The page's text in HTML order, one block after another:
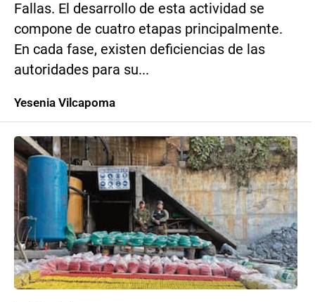
Fallas. El desarrollo de esta actividad se
compone de cuatro etapas principalmente.
En cada fase, existen deficiencias de las
autoridades para su...
Yesenia Vilcapoma